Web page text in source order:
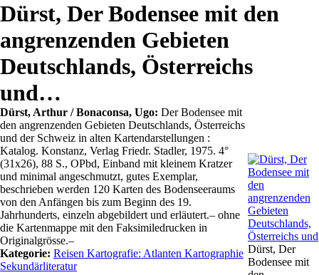
Dürst, Der Bodensee mit den
angrenzenden Gebieten
Deutschlands, Österreichs
und…
Dürst, Arthur / Bonaconsa, Ugo: Der Bodensee mit
den angrenzenden Gebieten Deutschlands, Österreichs
und der Schweiz in alten Kartendarstellungen :
Katalog. Konstanz, Verlag Friedr. Stadler, 1975. 4°
(31x26), 88 S., OPbd, Einband mit kleinem Kratzer
und minimal angeschmutzt, gutes Exemplar,
beschrieben werden 120 Karten des Bodenseeraums
von den Anfängen bis zum Beginn des 19.
Jahrhunderts, einzeln abgebildert und erläutert.– ohne
die Kartenmappe mit den Faksimiledrucken in
Originalgrösse.–
Kategorie: Reisen Kartografie: Atlanten Kartographie
Sekundärliteratur
Dürst, Der
Bodensee mit